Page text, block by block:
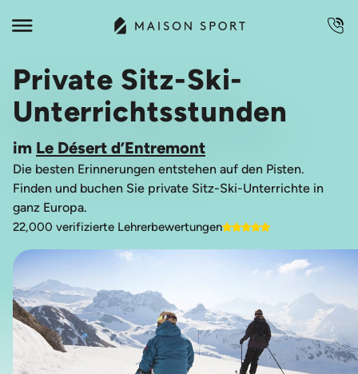
Private Sitz-Ski-
Unterrichtsstunden
im Le Désert d’Entremont
Die besten Erinnerungen entstehen auf den Pisten.
Finden und buchen Sie private Sitz-Ski-Unterrichte in
ganz Europa.
22,000 verifizierte Lehrerbewertungen